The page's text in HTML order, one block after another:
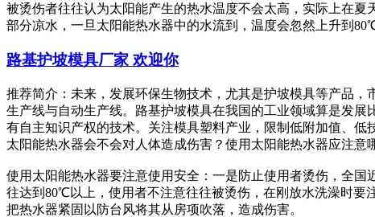
被烫伤者往往认为太阳能产生的热水温度不会太高，实际上在
部分凉水，一旦太阳能热水器中的水流到，温度会忽然上升到
路基护坡模具厂家 欢迎你
推荐简介：未来，发展环保生物技术，尤其是护坡模具等产品
生产线与自动生产线。路基护坡模具在我国的工业领域算是发
有自主知识产权的技术。关注模具塑料产业，限制低附加值、低
太阳能热水器会不会对人体造成伤害？使用太阳能热水器应注意
使用太阳能热水器要注意使用安全：一是防止使用者烫伤，全
往达到80℃以上，使用者不注意往往被烫伤，在刚放水洗澡时要
把热水器紧固以防台风将其从房项吹落，造成伤害。